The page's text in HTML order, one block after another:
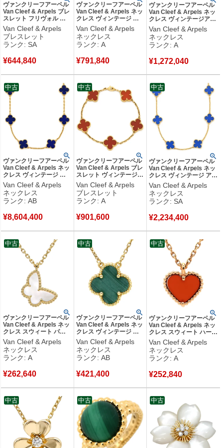
ヴァンクリーフアーペル
Van Cleef & Arpels ブレ
スレット フリヴォル ブ
レスレット ダイヤ ミニ
ピンクゴールド ローズゴ
ールド 750 18K
VCARP7RD00 【箱】
Van Cleef & Arpels
ブレスレット
ランク: SA
¥644,840
ヴァンクリーフアーペル
Van Cleef & Arpels ネッ
クレス ヴィンテージ ア
ルハンブラ ブラウンXロ
ーズゴールド PG ブルズ
アイ 18K 750 2017年ホ
リデー 1Pダイヤ
明書】 【中古】中古美品
Van Cleef & Arpels
ネックレス
ランク: A
¥791,840
ヴァンクリーフアーペル
Van Cleef & Arpels ネッ
クレス ヴィンテージアル
ハンブラ ペンダント ホワ
イトゴールド Au750 K18
12Pダイヤ
VCARA46100 【箱】
Van Cleef & Arpels
ネックレス
ランク: A
¥1,272,040
ヴァンクリーフアーペル
Van Cleef & Arpels ネッ
クレス ヴィンテージ ア
ルハンブラ 20モチーフ
パープル×イエローゴー
ルド 紫 18K 750 ラピス
ラズリ VCARN8T300
Van Cleef & Arpels
ネックレス
ランク: AB
¥8,604,400
中古
ヴァンクリーフアーペル
Van Cleef & Arpels ブレ
スレット ヴィンテージア
ルハンブラ レッド×イエ
ローゴールド 赤 750YG
18K カーネリアン 5モチ
ーフ VCARD35500
Van Cleef & Arpels
ブレスレット
ランク: A
¥901,600
中古
ヴァンクリーフアーペル
Van Cleef & Arpels ネッ
クレス ヴィンテージ アル
ハンブラ 10モチーフ ブ
ルー×イエローゴールド
青 18K 750YG アゲート
VCARP34800 【箱】
Van Cleef & Arpels
ネックレス
ランク: SA
¥2,234,400
中古
ヴァンクリーフアーペル
Van Cleef & Arpels ネッ
クレス スウィート パピ
ヨン ペンダント パール
ホワイト×イエローゴー
ルド 白 VCA 750 YG
18K シェル
中古美品
Van Cleef & Arpels
ネックレス
ランク: A
¥262,640
中古
ヴァンクリーフアーペル
Van Cleef & Arpels ネッ
クレス ヴィンテージ ア
ルハンブラ グリーン×イ
エローゴールド Au750
18K YG 緑 マラカイト マ
ット VCARO9VA00 【中
Van Cleef & Arpels
ネックレス
ランク: AB
¥421,400
中古
ヴァンクリーフアーペル
Van Cleef & Arpels ネッ
クレス スウィート ハート
ペンダント レッド×ピン
クゴールド K18 18K PG
RG カーネリアン 紅玉髄
VCARN59N00 【中古】
Van Cleef & Arpels
ネックレス
ランク: A
¥252,840
中古
中古 中古 中古